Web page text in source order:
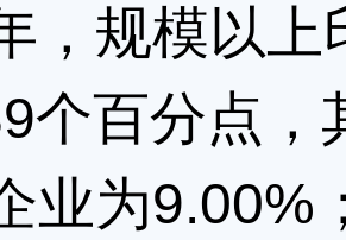
，规模以
个百分点，
业为9.00%